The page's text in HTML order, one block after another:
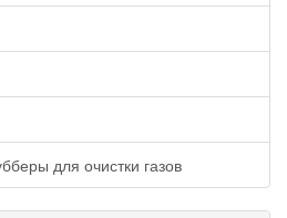
для очистки газов